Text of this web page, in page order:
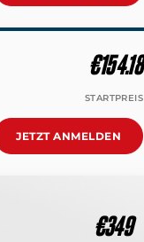
€154.18
STARTPREIS
JETZT ANMELDEN
€349